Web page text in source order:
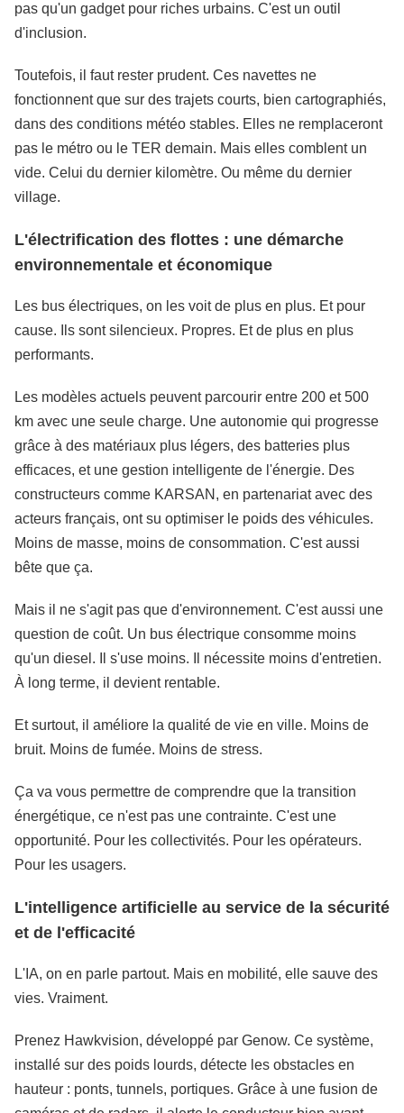
pas qu'un gadget pour riches urbains. C'est un outil
d'inclusion.
Toutefois, il faut rester prudent. Ces navettes ne
fonctionnent que sur des trajets courts, bien cartographiés,
dans des conditions météo stables. Elles ne remplaceront
pas le métro ou le TER demain. Mais elles comblent un
vide. Celui du dernier kilomètre. Ou même du dernier
village.
L'électrification des flottes : une démarche
environnementale et économique
Les bus électriques, on les voit de plus en plus. Et pour
cause. Ils sont silencieux. Propres. Et de plus en plus
performants.
Les modèles actuels peuvent parcourir entre 200 et 500
km avec une seule charge. Une autonomie qui progresse
grâce à des matériaux plus légers, des batteries plus
efficaces, et une gestion intelligente de l'énergie. Des
constructeurs comme KARSAN, en partenariat avec des
acteurs français, ont su optimiser le poids des véhicules.
Moins de masse, moins de consommation. C'est aussi
bête que ça.
Mais il ne s'agit pas que d'environnement. C'est aussi une
question de coût. Un bus électrique consomme moins
qu'un diesel. Il s'use moins. Il nécessite moins d'entretien.
À long terme, il devient rentable.
Et surtout, il améliore la qualité de vie en ville. Moins de
bruit. Moins de fumée. Moins de stress.
Ça va vous permettre de comprendre que la transition
énergétique, ce n'est pas une contrainte. C'est une
opportunité. Pour les collectivités. Pour les opérateurs.
Pour les usagers.
L'intelligence artificielle au service de la sécurité
et de l'efficacité
L'IA, on en parle partout. Mais en mobilité, elle sauve des
vies. Vraiment.
Prenez Hawkvision, développé par Genow. Ce système,
installé sur des poids lourds, détecte les obstacles en
hauteur : ponts, tunnels, portiques. Grâce à une fusion de